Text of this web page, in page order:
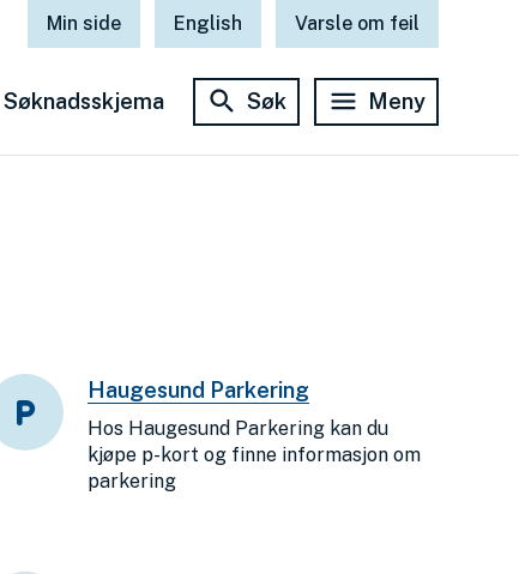
Min side English Varsle om feil
Søknadsskjema Søk Meny
Haugesund Parkering
Hos Haugesund Parkering kan du
kjøpe p-kort og finne informasjon om
parkering